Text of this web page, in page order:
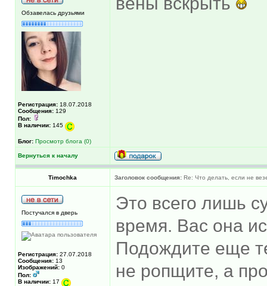
Обзавелась друзьями
Регистрация: 18.07.2018
Сообщения: 129
Пол:
В наличии: 145
Блог: Просмотр блога (0)
Вернуться к началу
Timochka Заголовок сообщения: Re: Что делать, если не
Постучался в дверь
Регистрация: 27.07.2018
Сообщения: 13
Изображений: 0
Пол:
В наличии: 17
Это всего лишь
время. Вас она
Подождите еще
не ропщите, а